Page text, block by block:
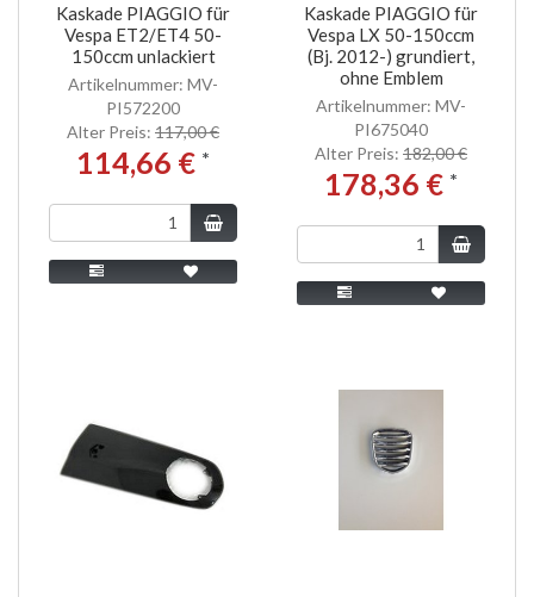
Kaskade PIAGGIO für
Vespa ET2/ET4 50-
150ccm unlackiert
Artikelnummer: MV-
PI572200
Alter Preis: 117,00 €
114,66 € *
Kaskade PIAGGIO für
Vespa LX 50-150ccm
(Bj. 2012-) grundiert,
ohne Emblem
Artikelnummer: MV-
PI675040
Alter Preis: 182,00 €
178,36 € *